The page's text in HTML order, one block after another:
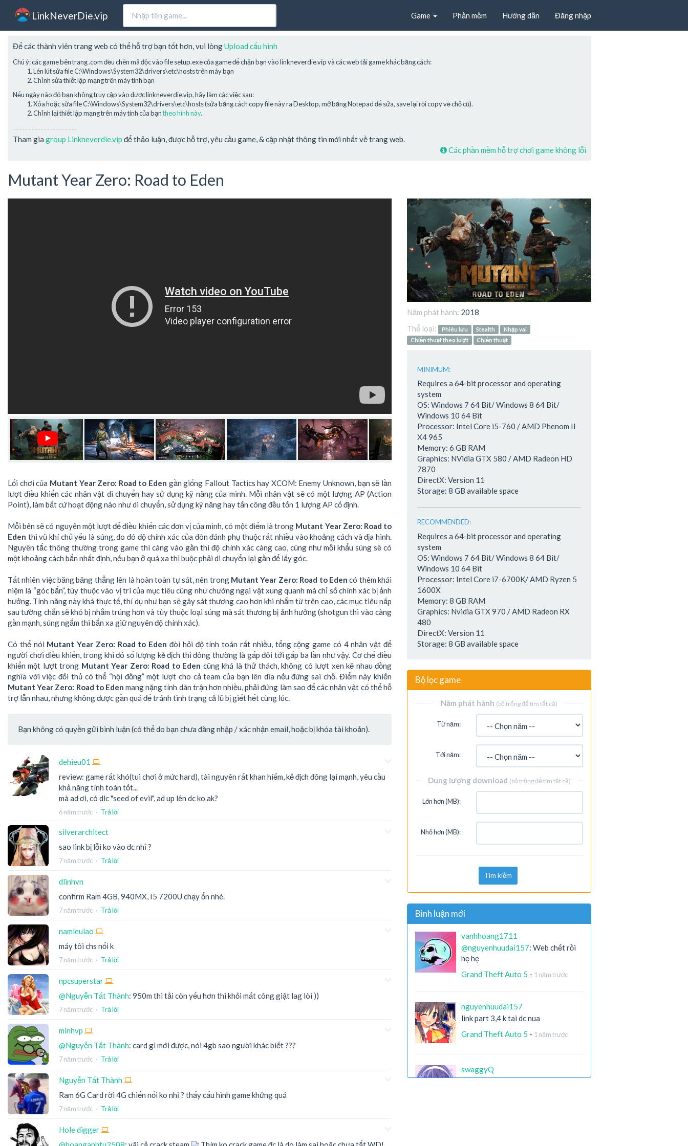
LinkNeverDie.vip Game Phần mềm Hướng dẫn Đăng nhập
Để các thành viên trang web có thể hỗ trợ bạn tốt hơn, vui lòngUpload cấu hình
Chú ý: các game bên trang .com đều chèn mã độc vào file setup.exe của game để chặn bạn vào linkneverdie.vip và các web tải game khác bằng cách:
Lén lút sửa file C:\Windows\System32\drivers\etc\hosts trên máy bạn
Chỉnh sửa thiết lập mạng trên máy tính bạn
Nếu ngày nào đó bạn không truy cập vào được linkneverdie.vip, hãy làm các việc sau:
Xóa hoặc sửa file C:\Windows\System32\drivers\etc\hosts (sửa bằng cách copy file này ra Desktop, mở bằng Notepad để sửa, save lại rồi copy về chỗ cũ).
Chỉnh lại thiết lập mạng trên máy tính của bạntheo hình này.
---------------------
Tham gia group Linkneverdie.vip để thảo luận, được hỗ trợ, yêu cầu game, & cập nhật thông tin mới nhất về trang web.
Các phần mềm hỗ trợ chơi game không lỗi
Mutant Year Zero: Road to Eden
Lối chơi của Mutant Year Zero: Road to Eden gần giống Fallout Tactics hay XCOM: Enemy Unknown, bạn sẽ lần
lượt điều khiển các nhân vật di chuyển hay sử dụng kỹ năng của mình. Mỗi nhân vật sẽ có một lượng AP (Action
Point), làm bất cứ hoạt động nào như di chuyển, sử dụng kỹ năng hay tấn công đều tốn 1 lượng AP cố định.
Mỗi bên sẽ có nguyên một lượt để điều khiển các đơn vị của mình, có một điểm là trong Mutant Year Zero: Road to
Eden thì vũ khí chủ yếu là súng, do đó độ chính xác của đòn đánh phụ thuộc rất nhiều vào khoảng cách và địa hình.
Nguyên tắc thông thường trong game thì càng vào gần thì độ chính xác càng cao, cũng như mỗi khẩu súng sẽ có
một khoảng cách bắn nhất định, nếu bạn ở quá xa thì buộc phải di chuyển lại gần để lấy góc.
Tất nhiên việc băng băng thẳng lên là hoàn toàn tự sát, nên trong Mutant Year Zero: Road to Eden có thêm khái
niệm là “góc bắn”, tùy thuộc vào vị trí của mục tiêu cũng như chướng ngại vật xung quanh mà chỉ số chính xác bị ảnh
hưởng. Tính năng này khá thực tế, thí dụ như bạn sẽ gây sát thương cao hơn khi nhắm từ trên cao, các mục tiêu nấp
sau tường chắn sẽ khó bị nhắm trúng hơn và tùy thuộc loại súng mà sát thương bị ảnh hưởng (shotgun thì vào càng
gần mạnh, súng ngắm thì bắn xa giữ nguyên độ chính xác).
Có thể nói Mutant Year Zero: Road to Eden đòi hỏi độ tính toán rất nhiều, tổng cộng game có 4 nhân vật để
người chơi điều khiển, trong khi đó số lượng kẻ địch thì đông thường là gấp đôi tới gấp ba lần như vậy. Cơ chế điều
khiển một lượt trong Mutant Year Zero: Road to Eden cũng khá là thử thách, không có lượt xen kẽ nhau đồng
nghĩa với việc đối thủ có thể “hội đồng” một lượt cho cả team của bạn lên dĩa nếu đứng sai chỗ. Điểm này khiến
Mutant Year Zero: Road to Eden mang nặng tính dàn trận hơn nhiều, phải đứng làm sao để các nhân vật có thể hỗ
trợ lẫn nhau, nhưng không được gần quá để tránh tình trạng cả lũ bị giết hết cùng lúc.
Bạn không có quyền gửi bình luận (có thể do bạn chưa đăng nhập / xác nhận email, hoặc bị khóa tài khoản).
dehieu01
review: game rất khó(tui chơi ở mức hard), tài nguyên rất khan hiếm, kẻ địch đông lại mạnh, yêu cầu
khả năng tính toán tốt...
mà ad ơi, có dlc "seed of evil", ad up lên dc ko ak?
6 năm trước · Trả lời
silverarchitect
sao link bị lỗi ko vào đc nhỉ ?
7 năm trước · Trả lời
dlinhvn
confirm Ram 4GB, 940MX, I5 7200U chạy ổn nhé.
7 năm trước · Trả lời
namleulao
máy tôi chs nổi k
7 năm trước · Trả lời
npcsuperstar
@Nguyễn Tất Thành: 950m thì tải còn yếu hơn thì khỏi mất công giật lag lòi ))
7 năm trước · Trả lời
minhvp
@Nguyễn Tất Thành: card gì mới được, nói 4gb sao người khác biết ???
7 năm trước · Trả lời
Nguyễn Tất Thành
Ram 6G Card rời 4G chiến nổi ko nhỉ ? thấy cấu hình game khửng quá
7 năm trước · Trả lời
Hole digger
Năm phát hành: 2018
Thể loại:
Phiêu lưu Stealth
Nhập vai
Chiến thuật theo lượt
Chiến thuật
MINIMUM:
Requires a 64-bit processor and operating
system
OS: Windows 7 64 Bit/ Windows 8 64 Bit/
Windows 10 64 Bit
Processor: Intel Core i5-760 / AMD Phenom II
X4 965
Memory: 6 GB RAM
Graphics: NVidia GTX 580 / AMD Radeon HD
7870
DirectX: Version 11
Storage: 8 GB available space
RECOMMENDED:
Requires a 64-bit processor and operating
system
OS: Windows 7 64 Bit/ Windows 8 64 Bit/
Windows 10 64 Bit
Processor: Intel Core i7-6700K/ AMD Ryzen 5
1600X
Memory: 8 GB RAM
Graphics: Nvidia GTX 970 / AMD Radeon RX
480
DirectX: Version 11
Storage: 8 GB available space
Bộ lọc game
Năm phát hành (bỏ trống để tìm tất cả)
Từ năm:
Tới năm:
Dung lượng download (bỏ trống để tìm tất cả)
Lớn hơn (MB):
Nhỏ hơn (MB):
Tìm kiếm
Bình luận mới
vanhhoang1711
@nguyenhuudai157: Web chết rồi
hẹ hẹ
Grand Theft Auto 5 - 1 năm trước
nguyenhuudai157
link part 3,4 k tai dc nua
Grand Theft Auto 5 - 1 năm trước
swaggyQ
còn ai còn file ko ạ ? link die hết r